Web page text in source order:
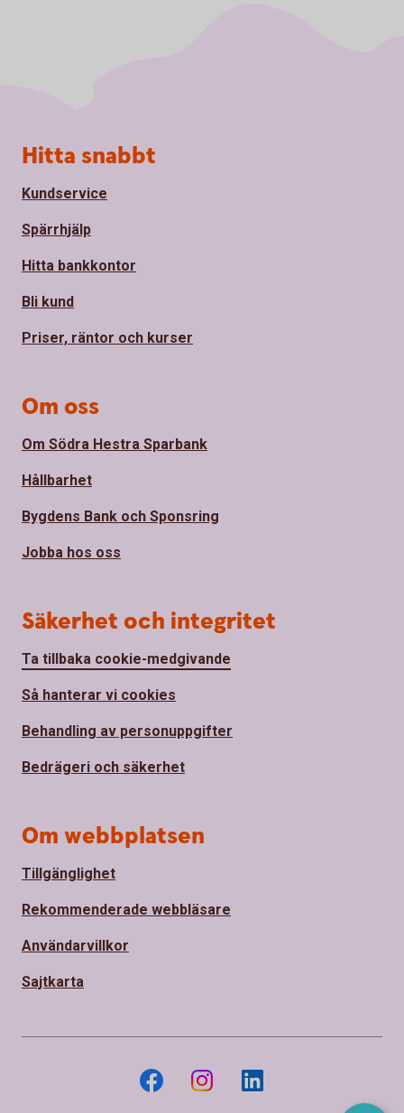
Sidfot
Hitta snabbt
Kundservice
Spärrhjälp
Hitta bankkontor
Bli kund
Priser, räntor och kurser
Om oss
Om Södra Hestra Sparbank
Hållbarhet
Bygdens Bank och Sponsring
Jobba hos oss
Säkerhet och integritet
Ta tillbaka cookie-medgivande
Så hanterar vi cookies
Behandling av personuppgifter
Bedrägeri och säkerhet
Om webbplatsen
Tillgänglighet
Rekommenderade webbläsare
Användarvillkor
Sajtkarta